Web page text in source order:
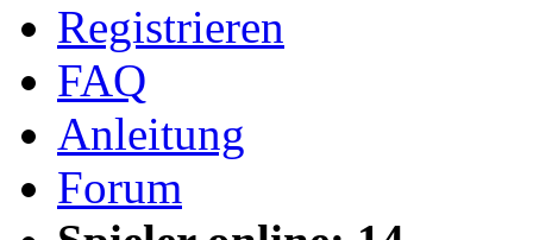
Registrieren
FAQ
Anleitung
Forum